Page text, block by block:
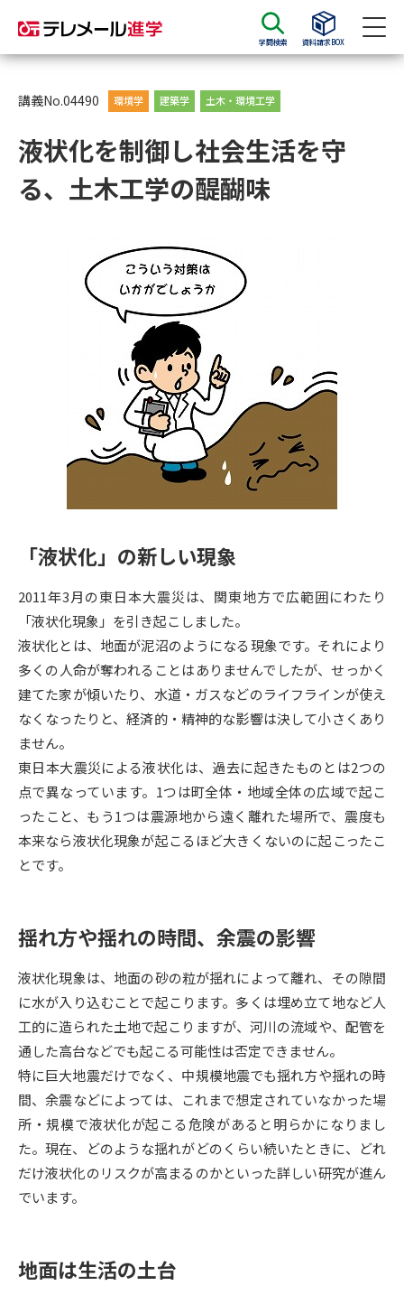
学問検索 資料請求BOX
資料請求 資料検索
大学・短大の資料種類から請求
総合型選抜・学校推薦型選抜 募
大学入学共通テスト利用選抜の
募集要項＆願書
大学・短大以外の資料から請求
専門学校の資料請求 大学院の資料請求
留学・進学関連、塾・予備校
大学入学共通テスト「受験案
内」の請求
配慮案内」の請求
高等学校卒業程度認定試験
幼稚園教員資格認定試験 小学校教員資格認定試験
高等学校（情報）教員資格認定
試験
大学研究 大学検索
大学で学べる内容や特徴を調べる
新増設大学・学部・学科特集
国際・グローバルに強い大学特
データサイエンス特集 奨学金・特待生制度特集
新学年スタート号特集ページ
新学年スタート号特集ページ
SELFBRAND特集ページ
オープンキャンパスなどを調べる
オープンキャンパス検索 実施プログラムから探す
来場型・Web型イベント特集 夢ナビライブ
志望校・出願校を調べる
講義No.04490 環境学 建築学 土木・環境工学
液状化を制御し社会生活を守
る、土木工学の醍醐味
「液状化」の新しい現象
2011年3月の東日本大震災は、関東地方で広範囲にわたり
「液状化現象」を引き起こしました。
液状化とは、地面が泥沼のようになる現象です。それにより
多くの人命が奪われることはありませんでしたが、せっかく
建てた家が傾いたり、水道・ガスなどのライフラインが使え
なくなったりと、経済的・精神的な影響は決して小さくあり
ません。
東日本大震災による液状化は、過去に起きたものとは2つの
点で異なっています。1つは町全体・地域全体の広域で起こ
ったこと、もう1つは震源地から遠く離れた場所で、震度も
本来なら液状化現象が起こるほど大きくないのに起こったこ
とです。
揺れ方や揺れの時間、余震の影響
液状化現象は、地面の砂の粒が揺れによって離れ、その隙間
に水が入り込むことで起こります。多くは埋め立て地など人
工的に造られた土地で起こりますが、河川の流域や、配管を
通した高台などでも起こる可能性は否定できません。
特に巨大地震だけでなく、中規模地震でも揺れ方や揺れの時
間、余震などによっては、これまで想定されていなかった場
所・規模で液状化が起こる危険があると明らかになりまし
た。現在、どのような揺れがどのくらい続いたときに、どれ
だけ液状化のリスクが高まるのかといった詳しい研究が進ん
でいます。
地面は生活の土台